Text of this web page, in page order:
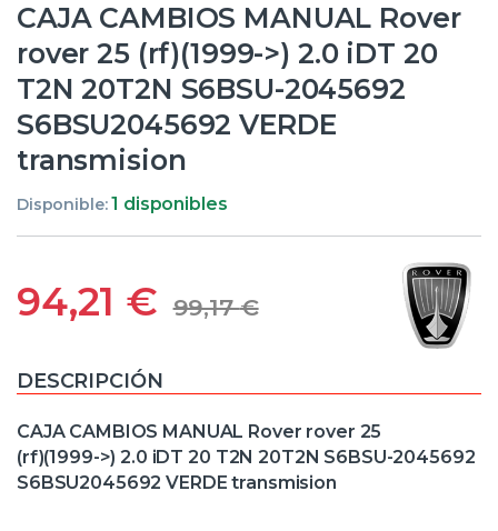
CAJA CAMBIOS MANUAL Rover
rover 25 (rf)(1999->) 2.0 iDT 20
T2N 20T2N S6BSU-2045692
S6BSU2045692 VERDE
transmision
Disponible:1 disponibles
94,21 € 99,17€
DESCRIPCIÓN
CAJA CAMBIOS MANUAL Rover rover 25
(rf)(1999->) 2.0 iDT 20 T2N 20T2N S6BSU-2045692
S6BSU2045692 VERDE transmision